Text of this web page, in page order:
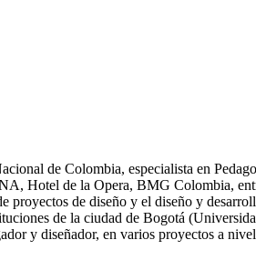
de Colombia, especialista en
Hotel de la Opera, BMG Colombia,
proyectos de diseño y el diseño y
de la ciudad de Bogotá
y diseñador, en varios proyectos a